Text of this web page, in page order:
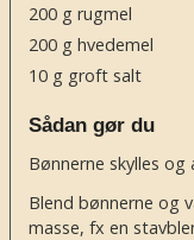
200 g rugmel
200 g hvedemel
10 g groft salt
Sådan gør du
Bønnerne skylles
Blend bønnerne og
masse, fx en